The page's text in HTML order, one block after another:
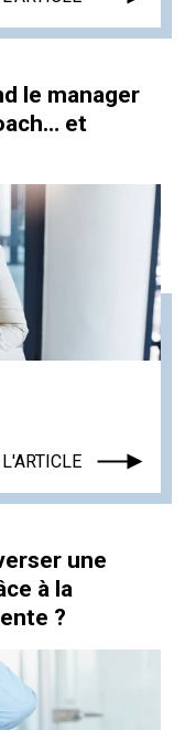
le manager
et
une
à la
?